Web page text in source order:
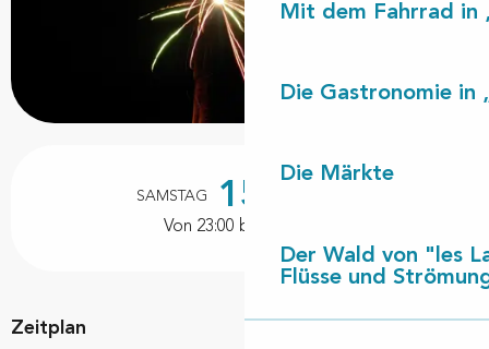
Mit dem Fahrrad in
Die Gastronomie in
Die Märkte
Der Wald von "les
Flüsse und
Öffnungszeiten & Kontaktdaten
SAMSTAG 15.
Von 23:00 bis zu 23:30
Zeitplan